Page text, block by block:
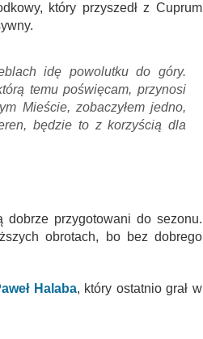
który przyszedł z Cuprum
idę powolutku do góry.
temu poświęcam, przynosi
Mieście, zobaczyłem jedno,
będzie to z korzyścią dla
przygotowani do sezonu.
obrotach, bo bez dobrego
Halaba, który ostatnio grał w